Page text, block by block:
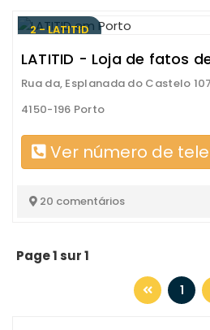
2 - LATITID
LATITID - Loja de fatos
Rua da, Esplanada do Castelo 107
4150-196 Porto
Ver número de
20 comentários
Page 1 sur 1
1